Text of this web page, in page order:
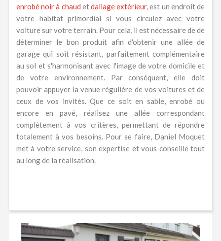
enrobé noir à chaud etdallage extérieur, est un endroit de
votre habitat primordial si vous circulez avec votre
voiture sur votre terrain. Pour cela, il est nécessaire de de
déterminer le bon produit afin d'obtenir une allée de
garage qui soit résistant, parfaitement complémentaire
au sol et s'harmonisant avec l'image de votre domicile et
de votre environnement. Par conséquent, elle doit
pouvoir appuyer la venue régulière de vos voitures et de
ceux de vos invités. Que ce soit en sable, enrobé ou
encore en pavé, réalisez une allée correspondant
complètement à vos critères, permettant de répondre
totalement à vos besoins. Pour se faire, Daniel Moquet
met à votre service, son expertise et vous conseille tout
au long de la réalisation.